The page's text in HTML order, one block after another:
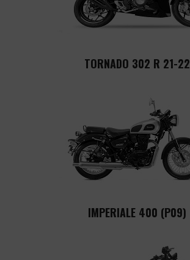
TORNADO 302 R 21-22
IMPERIALE 400 (P09)